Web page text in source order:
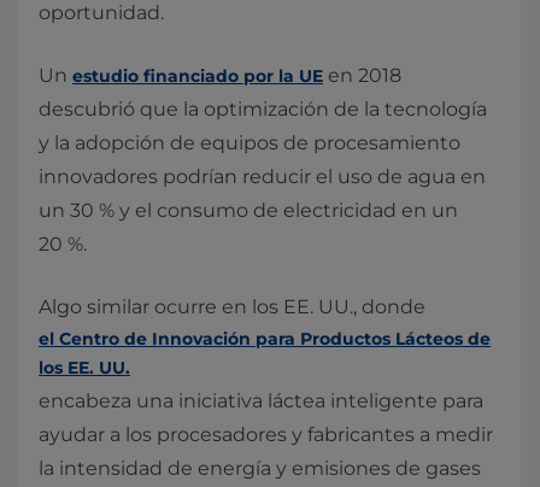
oportunidad.
Un estudio financiado por la UE en 2018
descubrió que la optimización de la tecnología
y la adopción de equipos de procesamiento
innovadores podrían reducir el uso de agua en
un 30 % y el consumo de electricidad en un
20 %.
Algo similar ocurre en los EE. UU., donde
el Centro de Innovación para Productos Lácteos de
los EE. UU.
encabeza una iniciativa láctea inteligente para
ayudar a los procesadores y fabricantes a medir
la intensidad de energía y emisiones de gases